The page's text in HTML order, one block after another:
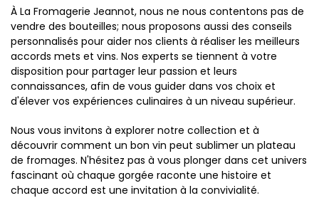
À La Fromagerie Jeannot, nous ne nous contentons pas de
vendre des bouteilles; nous proposons aussi des conseils
personnalisés pour aider nos clients à réaliser les meilleurs
accords mets et vins. Nos experts se tiennent à votre
disposition pour partager leur passion et leurs
connaissances, afin de vous guider dans vos choix et
d'élever vos expériences culinaires à un niveau supérieur.
Nous vous invitons à explorer notre collection et à
découvrir comment un bon vin peut sublimer un plateau
de fromages. N'hésitez pas à vous plonger dans cet univers
fascinant où chaque gorgée raconte une histoire et
chaque accord est une invitation à la convivialité.